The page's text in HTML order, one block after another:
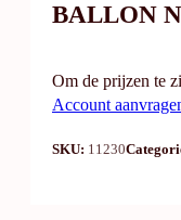
BALLON
Om de prijzen te
Account
SKU: 11230